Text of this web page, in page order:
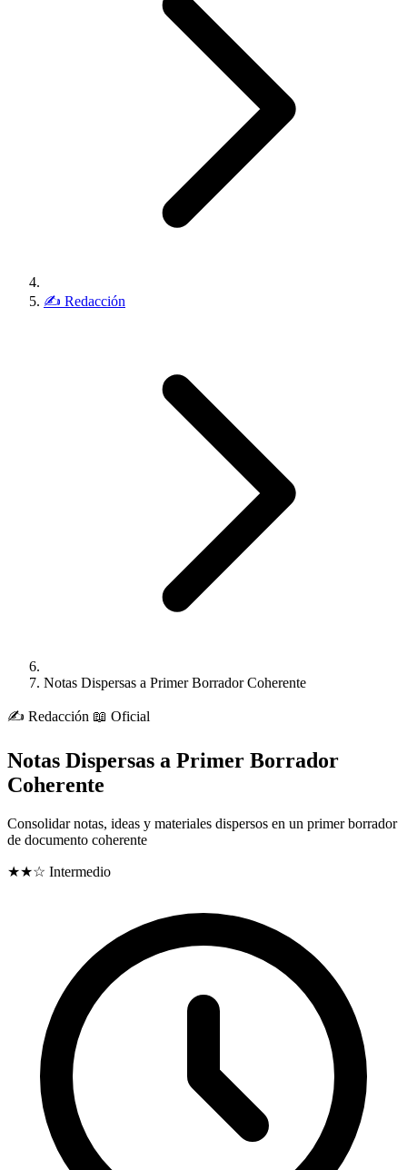
✍️ Redacción
Notas Dispersas a Primer Borrador Coherente
✍️ Redacción 📖 Oficial
Notas Dispersas a Primer Borrador
Coherente
Consolidar notas, ideas y materiales dispersos en un primer borrador
de documento coherente
★★☆ Intermedio